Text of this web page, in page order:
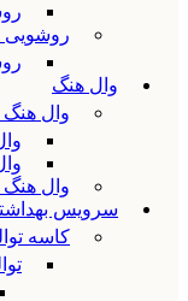
روشویی
وال هنگ
وال هنگ
وال هنگ
سرویس
کاسه